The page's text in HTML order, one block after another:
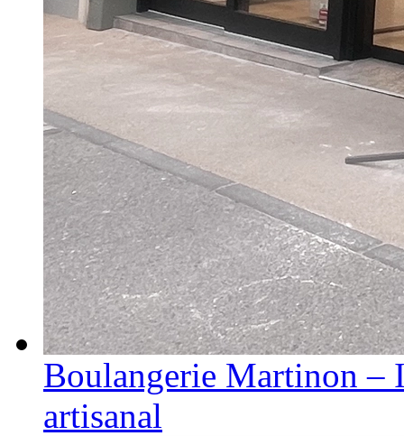
Boulangerie Martinon –
artisanal